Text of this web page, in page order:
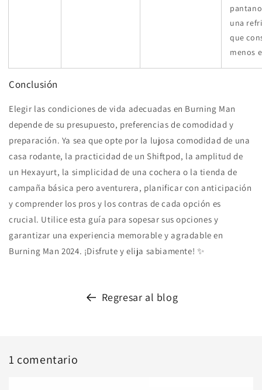
una
que
menos
Conclusión
Elegir las condiciones de vida adecuadas en Burning Man
depende de su presupuesto, preferencias de comodidad y
preparación. Ya sea que opte por la lujosa comodidad de una
casa rodante, la practicidad de un Shiftpod, la amplitud de
un Hexayurt, la simplicidad de una cochera o la tienda de
campaña básica pero aventurera, planificar con anticipación
y comprender los pros y los contras de cada opción es
crucial. Utilice esta guía para sopesar sus opciones y
garantizar una experiencia memorable y agradable en
Burning Man 2024. ¡Disfrute y elija sabiamente! ✨
Regresar al blog
1 comentario